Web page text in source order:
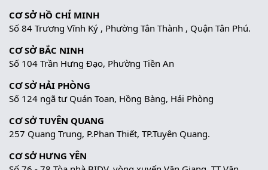
CƠ SỞ HỒ CHÍ MINH
Số 84 Trương Vĩnh Ký , Phường Tân Thành , Quận Tân Phú.
CƠ SỞ BẮC NINH
Số 104 Trần Hưng Đạo, Phường Tiền An
CƠ SỞ HẢI PHÒNG
Số 124 ngã tư Quán Toan, Hồng Bàng, Hải Phòng
CƠ SỞ TUYÊN QUANG
257 Quang Trung, P.Phan Thiết, TP.Tuyên Quang.
CƠ SỞ HƯNG YÊN